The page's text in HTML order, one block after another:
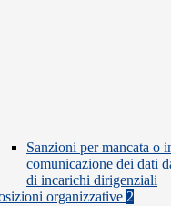
Sanzioni per mancata o
comunicazione dei dati
di incarichi dirigenziali
organizzative 2